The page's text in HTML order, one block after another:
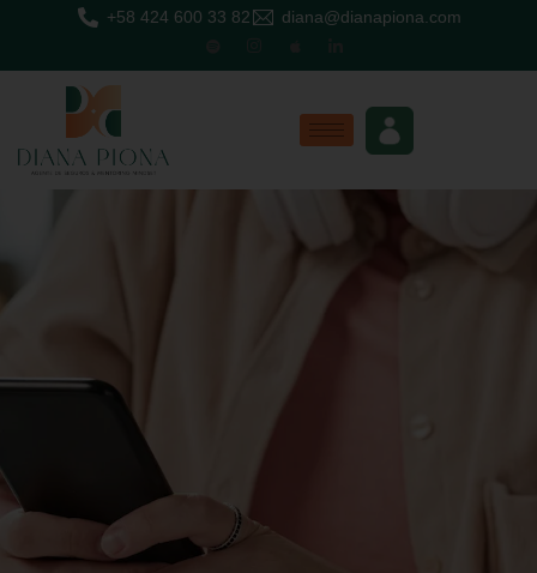
+58 424 600 33 82 diana@dianapiona.com